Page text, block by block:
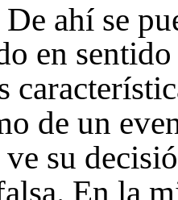
De ahí se
en
de un
su
En la